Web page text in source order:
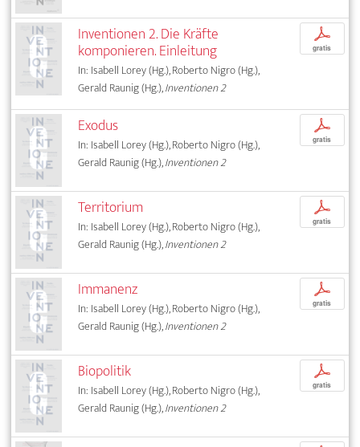
Inventionen 2. Die Kräfte
komponieren. Einleitung
In: Isabell Lorey (Hg.), Roberto Nigro (Hg.),
Gerald Raunig (Hg.),Inventionen 2
p
gratis
Exodus
In: Isabell Lorey (Hg.), Roberto Nigro (Hg.),
Gerald Raunig (Hg.),Inventionen 2
p
gratis
Territorium
In: Isabell Lorey (Hg.), Roberto Nigro (Hg.),
Gerald Raunig (Hg.),Inventionen 2
p
gratis
Immanenz
In: Isabell Lorey (Hg.), Roberto Nigro (Hg.),
Gerald Raunig (Hg.),Inventionen 2
p
gratis
Biopolitik
In: Isabell Lorey (Hg.), Roberto Nigro (Hg.),
Gerald Raunig (Hg.),Inventionen 2
p
gratis